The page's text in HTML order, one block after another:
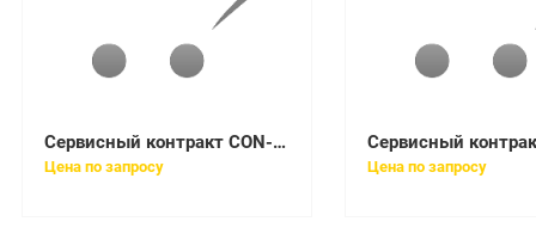
Сервисный контракт CON-SNT-WSC296XL
Цена по запросу Цена по запросу